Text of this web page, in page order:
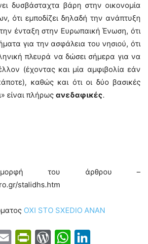
δυσβάσταχτα βάρη στην οικονομία
ότι εμποδίζει δηλαδή την ανάπτυξη
ένταξη στην Ευρωπαική Ένωση, ότι
για την ασφάλεια του νησιού, ότι
πλευρά να δώσει σήμερα για να
(έχοντας και μία αμφιβολία εάν
καθώς και ότι οι δύο βασικές
είναι πλήρως ανεδαφικές.
μορφή του άρθρου –
stalidhs.htm
OXI STO SXEDIO ANAN
EmailPrintFriendly
WordPress
WhatsApp